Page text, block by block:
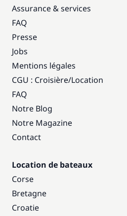
Assurance & services
FAQ
Presse
Jobs
Mentions légales
CGU : Croisière/Location
FAQ
Notre Blog
Notre Magazine
Contact
Location de bateaux
Corse
Bretagne
Croatie